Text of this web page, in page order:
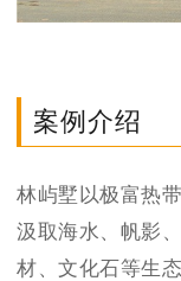
案例介绍
林屿墅以极富热
汲取海水、帆影
材、文化石等生